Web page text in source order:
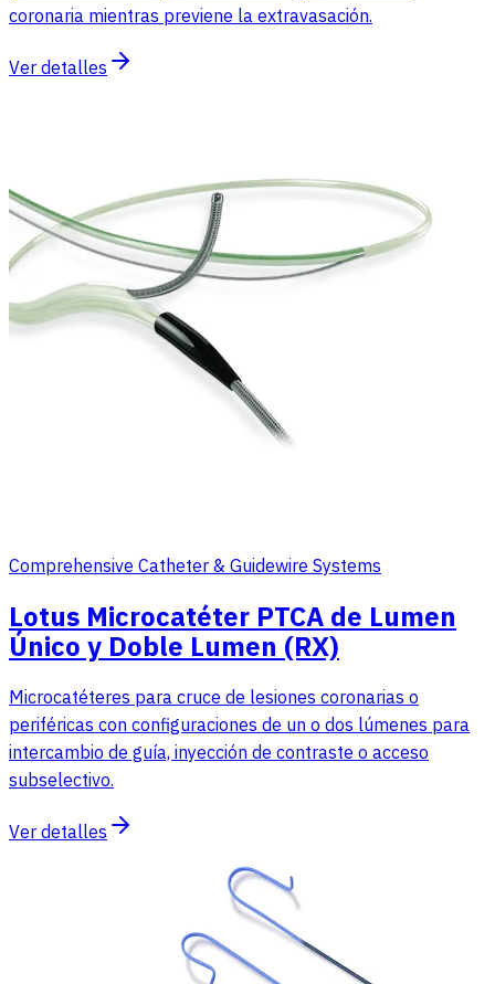
coronaria mientras previene la extravasación.
Ver detalles
Comprehensive Catheter & Guidewire Systems
Lotus Microcatéter PTCA de Lumen
Único y Doble Lumen (RX)
Microcatéteres para cruce de lesiones coronarias o
periféricas con configuraciones de un o dos lúmenes para
intercambio de guía, inyección de contraste o acceso
subselectivo.
Ver detalles